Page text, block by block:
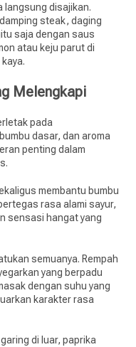
langsung disajikan.
steak, daging
saja dengan saus
atau keju parut di
Melengkapi
pada
dasar, dan aroma
penting dalam
membantu bumbu
rasa alami sayur,
sensasi hangat yang
semuanya. Rempah
yang berpadu
dengan suhu yang
karakter rasa
di luar, paprika